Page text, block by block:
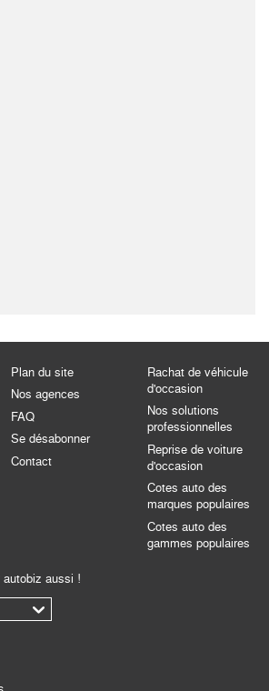
Plan du site
Nos agences
FAQ
Se désabonner
Contact
Rachat de véhicule
d'occasion
Nos solutions
professionnelles
Reprise de voiture
d'occasion
Cotes auto des
marques populaires
Cotes auto des
gammes populaires
autobiz aussi !